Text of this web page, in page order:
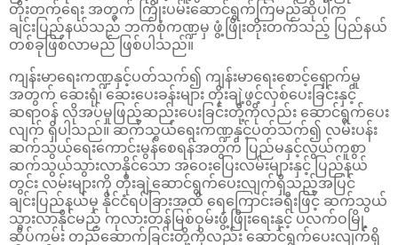
တိုးတက်ရေး အတွက် ကြိုးပမ်းဆောင်ရွက်ကြမည်ဆိုပါက
ချင်းပြည်နယ်သည် ဘက်စုံကဏ္ဍမှ ဖွံ့ဖြိုးတိုးတက်သည့် ပြည်နယ်
တစ်ခုဖြစ်လာမည် ဖြစ်ပါသည်။
ကျန်းမာရေးကဏ္ဍနှင့်ပတ်သက်၍ ကျန်းမာရေးစောင့်ရှောက်မှု
အတွက် ဆေးရုံ၊ ဆေးပေးခန်းများ တိုးချဲ့ဖွင့်လှစ်ပေးခြင်းနှင့်
ဆရာဝန် လိုအပ်မှုဖြည့်ဆည်းပေးခြင်းတို့ကိုလည်း ဆောင်ရွက်ပေး
လျက် ရှိပါသည်။ ဆက်သွယ်ရေးကဏ္ဍနှင့်ပတ်သက်၍ လမ်းပန်း
ဆက်သွယ်ရေးကောင်းမွန်စေရန်အတွက် ပြည်မနှင့်လွယ်ကူစွာ
ဆက်သွယ်သွားလာနိုင်သော အဝေးပြေးလမ်းများနှင့် ပြည်နယ်
တွင်း လမ်းများကို တိုးချဲ့ဆောင်ရွက်ပေးလျက်ရှိသည့်အပြင်
ချင်းပြည်နယ်မှ နိုင်ငံရပ်ခြားအထိ ရေကြောင်းခရီးဖြင့် ဆက်သွယ်
သွားလာနိုင်မည့် ကုလားတန်မြစ်ဝှမ်းဖွံ့ဖြိုးရေးနှင့် ပလက်ဝမြို့
ဆိပ်ကမ်း တည်ဆောက်ခြင်းတို့ကိုလည်း ဆောင်ရွက်ပေးလျက်ရှိ